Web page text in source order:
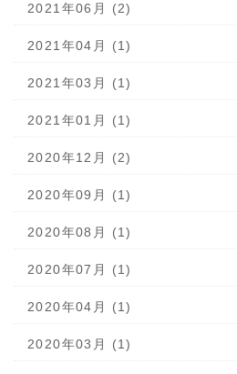
2021年06月 (2)
2021年04月 (1)
2021年03月 (1)
2021年01月 (1)
2020年12月 (2)
2020年09月 (1)
2020年08月 (1)
2020年07月 (1)
2020年04月 (1)
2020年03月 (1)